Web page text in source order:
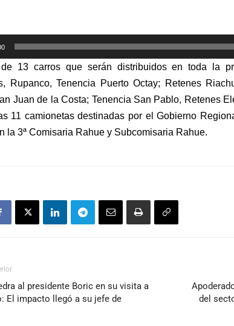
13 carros que serán distribuidos en toda la
Rupanco, Tenencia Puerto Octay; Retenes
Juan de la Costa; Tenencia San Pablo, Retenes
11 camionetas destinadas por el Gobierno
la 3ª Comisaria Rahue y Subcomisaria Rahue.
al presidente Boric en su visita a
El impacto llegó a su jefe de
del